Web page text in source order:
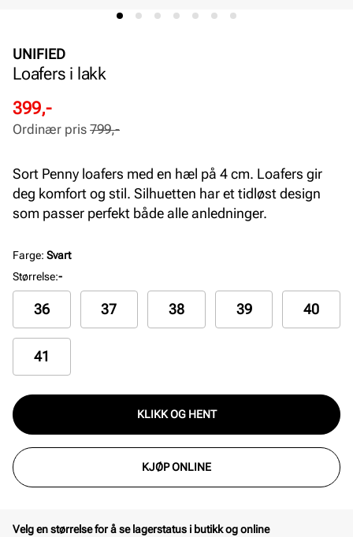
UNIFIED
Loafers i lakk
Rabattert
pris
399,-
Ordinær
pris
Ordinær pris 799,-
Sort Penny loafers med en hæl på 4 cm. Loafers gir
deg komfort og stil. Silhuetten har et tidløst design
som passer perfekt både alle anledninger.
Farge: Svart
Størrelse:-
36 37 38 39 40
41
KLIKK OG HENT
KJØP ONLINE
Velg en størrelse for å se lagerstatus i butikk og online